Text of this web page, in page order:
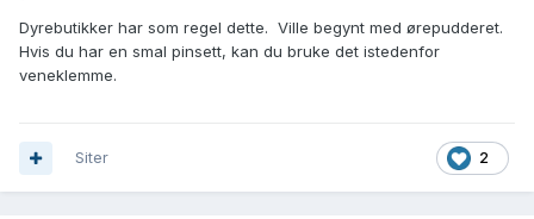
Dyrebutikker har som regel dette. Ville begynt med ørepudderet.
Hvis du har en smal pinsett, kan du bruke det istedenfor
veneklemme.
2
Siter